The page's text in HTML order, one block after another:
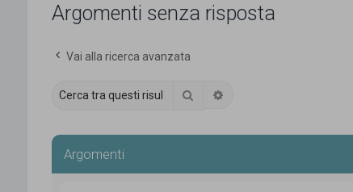
Argomenti senza risposta
Vai alla ricerca avanzata
Cerca
Argomenti